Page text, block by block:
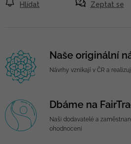
Zeptat se
Hlídat
Naše originální
Návrhy vznikají v ČR a
Dbáme na
Naši dodavatelé a
ohodnoceni